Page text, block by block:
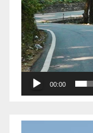
00:00